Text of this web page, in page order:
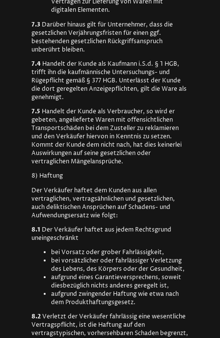
Verträgen zur Lieferung von Waren mit
digitalen Elementen.
7.3 Darüber hinaus gilt für Unternehmer, dass die
gesetzlichen Verjährungsfristen für einen ggf.
bestehenden gesetzlichen Rückgriffsanspruch
unberührt bleiben.
7.4 Handelt der Kunde als Kaufmann i.S.d. § 1 HGB,
trifft ihn die kaufmännische Untersuchungs- und
Rügepflicht gemäß § 377 HGB. Unterlässt der Kunde
die dort geregelten Anzeigepflichten, gilt die Ware als
genehmigt.
7.5 Handelt der Kunde als Verbraucher, so wird er
gebeten, angelieferte Waren mit offensichtlichen
Transportschäden bei dem Zusteller zu reklamieren
und den Verkäufer hiervon in Kenntnis zu setzen.
Kommt der Kunde dem nicht nach, hat dies keinerlei
Auswirkungen auf seine gesetzlichen oder
vertraglichen Mängelansprüche.
8) Haftung
Der Verkäufer haftet dem Kunden aus allen
vertraglichen, vertragsähnlichen und gesetzlichen,
auch deliktischen Ansprüchen auf Schadens- und
Aufwendungsersatz wie folgt:
8.1 Der Verkäufer haftet aus jedem Rechtsgrund
uneingeschränkt
bei Vorsatz oder grober Fahrlässigkeit,
bei vorsätzlicher oder fahrlässiger Verletzung
des Lebens, des Körpers oder der Gesundheit,
aufgrund eines Garantieversprechens, soweit
diesbezüglich nichts anderes geregelt ist,
aufgrund zwingender Haftung wie etwa nach
dem Produkthaftungsgesetz.
8.2Verletzt der Verkäufer fahrlässig eine wesentliche
Vertragspflicht, ist die Haftung auf den
vertragstypischen, vorhersehbaren Schaden begrenzt,